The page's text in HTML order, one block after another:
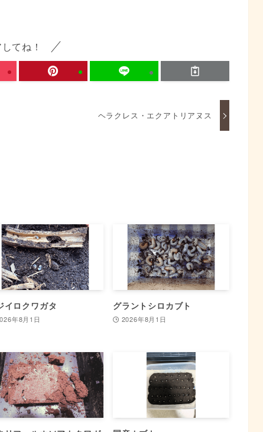
てね！
ヘラクレス・エクアトリアヌス
イロクワガタ
年8月1日
グラントシロカブト
2026年8月1日